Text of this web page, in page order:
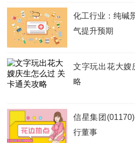
化工行业：纯碱
气提升预期
文字玩出花大嫂
略
信星集团
行董事